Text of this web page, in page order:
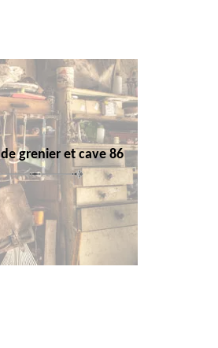
grenier et cave 86